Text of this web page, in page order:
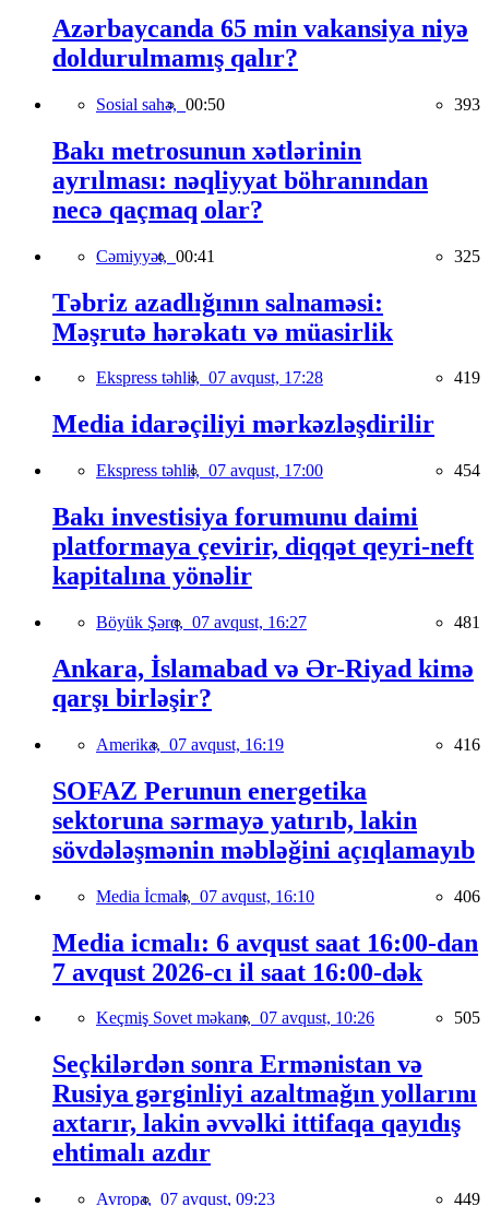
Azərbaycanda 65 min vakansiya niyə
doldurulmamış qalır?
Sosial sahə, 00:50 393
Bakı metrosunun xətlərinin
ayrılması: nəqliyyat böhranından
necə qaçmaq olar?
Cəmiyyət, 00:41 325
Təbriz azadlığının salnaməsi:
Məşrutə hərəkatı və müasirlik
Ekspress təhlil, 07 avqust, 17:28 419
Media idarəçiliyi mərkəzləşdirilir
Ekspress təhlil, 07 avqust, 17:00 454
Bakı investisiya forumunu daimi
platformaya çevirir, diqqət qeyri-neft
kapitalına yönəlir
Böyük Şərq, 07 avqust, 16:27 481
Ankara, İslamabad və Ər-Riyad kimə
qarşı birləşir?
Amerika, 07 avqust, 16:19 416
SOFAZ Perunun energetika
sektoruna sərmayə yatırıb, lakin
sövdələşmənin məbləğini açıqlamayıb
Media İcmalı, 07 avqust, 16:10 406
Media icmalı: 6 avqust saat 16:00-dan
7 avqust 2026-cı il saat 16:00-dək
Keçmiş Sovet məkanı, 07 avqust, 10:26 505
Seçkilərdən sonra Ermənistan və
Rusiya gərginliyi azaltmağın yollarını
axtarır, lakin əvvəlki ittifaqa qayıdış
ehtimalı azdır
Avropa, 07 avqust, 09:23 449